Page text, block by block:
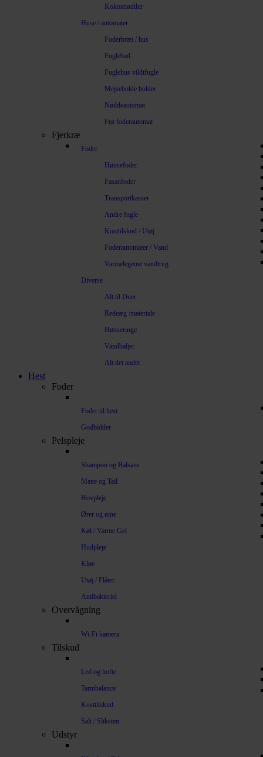
Kokosnødder
Huse / automater
Foderbræt / hus
Fuglebad
Fuglehus vildtfugle
Mejsebolde holder
Nøddeautomat
Frø foderautomat
Fjerkræ
Foder
Hønsefoder
Fasanfoder
Transportkasser
Andre fugle
Kosttilskud / Utøj
Foderautomater / Vand
Varmelegeme vandtrug
Diverse
Alt til Duer
Redeæg /materiale
Hønseringe
Vandbaljer
Alt det andet
Hest
Foder
Foder til hest
Godbidder
Pelspleje
Shampoo og Balsam
Mane og Tail
Hovpleje
Ører og øjne
Køl / Varme Gel
Hudpleje
Kløe
Utøj / Flåter
Antibakteriel
Overvågning
Wi-Fi kamera
Tilskud
Led og hofte
Tarmbalance
Kosttilskud
Salt / Sliksten
Udstyr